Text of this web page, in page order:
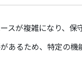
が複雑になり、保
あるため、特定の